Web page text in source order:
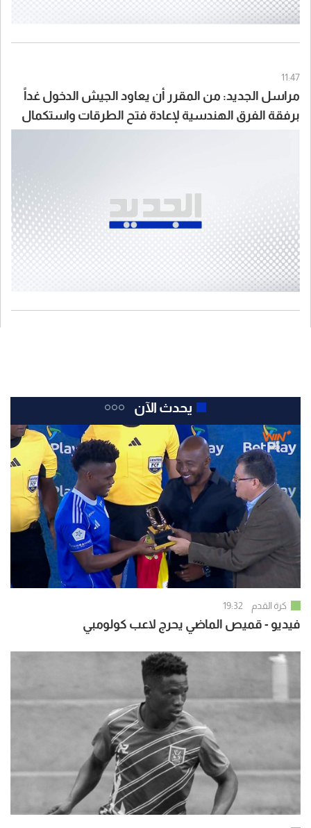
11:47
مراسل الجديد: من المقرر أن يعاود الجيش الدخول غداً
برفقة الفرق الهندسية لإعادة فتح الطرقات واستكمال
يحدث الآن
كرة القدم 19:32
فيديو - قميص الماضي يحرج لاعب كولومبي